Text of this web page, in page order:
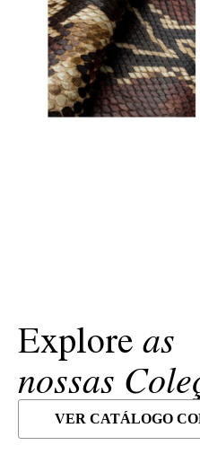
Explore as
nossas
VER CATÁLOGO